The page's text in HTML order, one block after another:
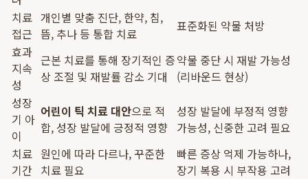
치료
접근
개인별 맞춤 진단, 한약, 침,
뜸, 추나 등 통합 치료
표준화된 약물 처방
효과
지속
성
근본 치료를 통해 장기적인 증
상 조절 및 재발률 감소 기대
약물 중단 시 재발 가능성
(리바운드 현상)
성장
기 아
이
어린이 틱 치료 대안으로 적
합, 성장 발달에 긍정적 영향
성장 발달에 부정적 영향
가능성, 신중한 고려 필요
치료
기간
원인에 따라 다르나, 꾸준한
치료 필요
빠른 증상 억제 가능하나,
장기 복용 시 부작용 고려